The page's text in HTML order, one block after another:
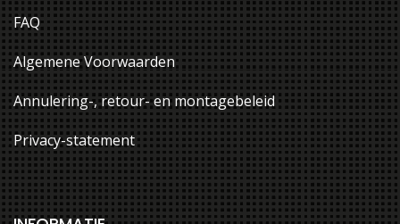
FAQ
Algemene Voorwaarden
Annulering-, retour- en montagebeleid
Privacy-statement